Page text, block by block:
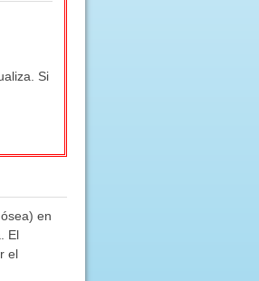
Si
en
El
el